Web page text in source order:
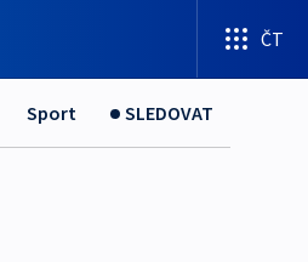
ČT
Sport SLEDOVAT